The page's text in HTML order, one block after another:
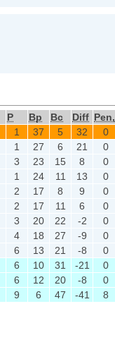
P Bp Bc Diff Pen,
1 37 5 32
0
1 27 6 21
0
3 23 15 8
0
1 24 11 13
0
2 17 8 9
0
2 17 11 6
0
3 20 22 -2
0
4 18 27 -9
0
6 13 21 -8
0
6 10 31 -21
0
6 12 20 -8
0
9 6 47 -41 8